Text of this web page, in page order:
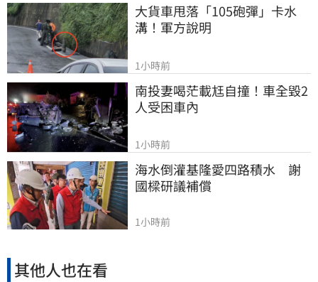
大貨車甩落「105砲彈」卡水
溝！軍方說明
1小時前
南投妻喝茫載尪自撞！車全毀2
人受困車內
1小時前
海水倒灌基隆愛四路積水　謝
國樑研議補償
1小時前
其他人也在看